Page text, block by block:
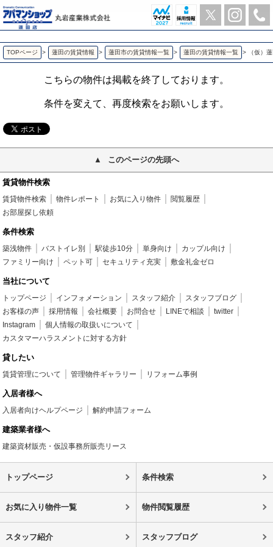
（仮）蓮田市東４丁目アパート 蓮田の1K賃貸アパート | アパマンショップ蓮田店-丸岩産業株式会社-
TOPページ > 蓮田の賃貸情報 > 蓮田市の賃貸情報一覧 > 蓮田の賃貸情報一覧 > （仮）
こちらの物件は掲載を終了しております。
条件を変えて、再度検索をお願いします。
このページの先頭へ
賃貸物件検索
賃貸物件検索 物件レポート お気に入り物件
閲覧履歴
お部屋探し依頼
条件検索
築浅物件 バストイレ別 駅徒歩10分 単身向け
カップル向け
ファミリー向け
ペット可 セキュリティ充実 敷金礼金ゼロ
当社について
トップページ インフォメーション スタッフ紹介
スタッフブログ
お客様の声
採用情報 会社概要 お問合せ LINEで相談
twitter
Instagram
個人情報の取扱いについて
カスタマーハラスメントに対する方針
貸したい
賃貸管理について 管理物件ギャラリー リフォーム事例
入居者様へ
入居者向けヘルプページ 解約申請フォーム
建築業者様へ
建築資材販売・仮設事務所販売リース
トップページ 条件検索
お気に入り物件一覧 物件閲覧履歴
スタッフ紹介 スタッフブログ